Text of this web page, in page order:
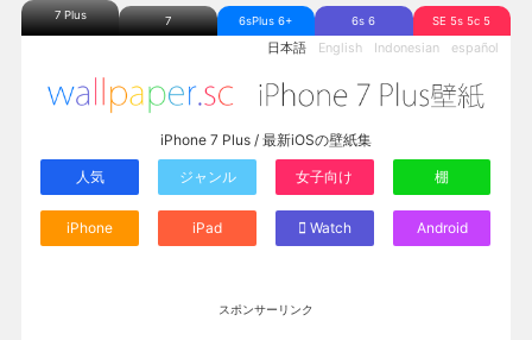
7 Plus 7 6sPlus 6+ 6s 6 SE 5s 5c 5
日本語 English Indonesian español
iPhone 7 Plus / 最新iOSの壁紙集
人気 ジャンル 女子向け 棚
iPhone iPad Watch Android
スポンサーリンク